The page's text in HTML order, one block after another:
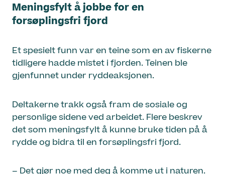
Meningsfylt å jobbe for en
forsøplingsfri fjord
Et spesielt funn var en teine som en av fiskerne
tidligere hadde mistet i fjorden. Teinen ble
gjenfunnet under ryddeaksjonen.
Deltakerne trakk også fram de sosiale og
personlige sidene ved arbeidet. Flere beskrev
det som meningsfylt å kunne bruke tiden på å
rydde og bidra til en forsøplingsfri fjord.
– Det gjør noe med deg å komme ut i naturen.